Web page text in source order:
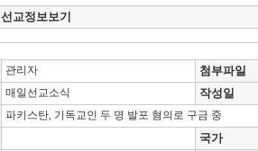
선교정보보기
관리자
첨부파일
매일선교소식
작성일
파키스탄, 기독교인 두 명 발포 혐의로 구금 중
국가